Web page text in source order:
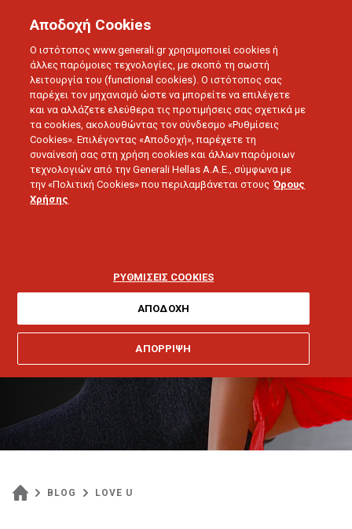
BLOG LOVE U
Αποδοχή Cookies
Ο ιστότοπος www.generali.gr χρησιμοποιεί cookies ή
άλλες παρόμοιες τεχνολογίες, με σκοπό τη σωστή
λειτουργία του (functional cookies). Ο ιστότοπος σας
παρέχει τον μηχανισμό ώστε να μπορείτε να επιλέγετε
και να αλλάζετε ελεύθερα τις προτιμήσεις σας σχετικά με
τα cookies, ακολουθώντας τον σύνδεσμο «Ρυθμίσεις
Cookies». Επιλέγοντας «Αποδοχή», παρέχετε τη
συναίνεσή σας στη χρήση cookies και άλλων παρόμοιων
τεχνολογιών από την Generali Hellas A.A.E., σύμφωνα με
την «Πολιτική Cookies» που περιλαμβάνεται στους Όρους
Χρήσης
ΡΥΘΜΙΣΕΙΣ COOKIES
ΑΠΟΡΡΙΨΗ
ΑΠΟΔΟΧΗ